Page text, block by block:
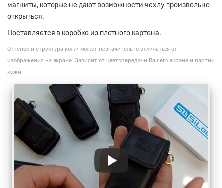
магниты, которые не дают возможности чехлу произвольно
открыться.
Поставляется в коробке из плотного картона.
Оттенок и структура кожи может незначительно отличаться от
изображения на экране. Зависит от цветопередачи Вашего экрана и партии
кожи.